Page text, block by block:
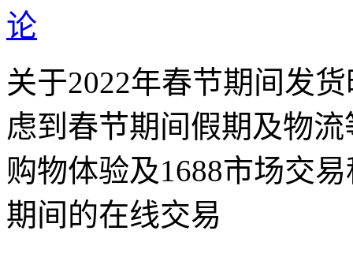
论
关于2022年春节期间发
虑到春节期间假期及物
购物体验及1688市场交
期间的在线交易